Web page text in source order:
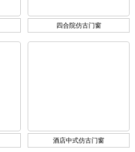
四合院仿古门窗
酒店中式仿古门窗